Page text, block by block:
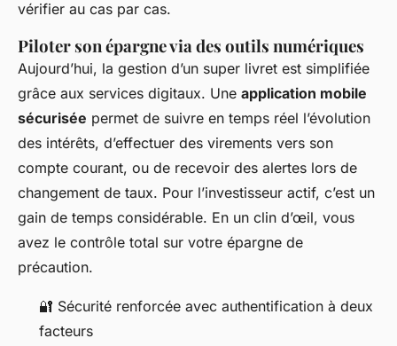
vérifier au cas par cas.
Piloter son épargne via des outils numériques
Aujourd’hui, la gestion d’un super livret est simplifiée
grâce aux services digitaux. Une application mobile
sécurisée permet de suivre en temps réel l’évolution
des intérêts, d’effectuer des virements vers son
compte courant, ou de recevoir des alertes lors de
changement de taux. Pour l’investisseur actif, c’est un
gain de temps considérable. En un clin d’œil, vous
avez le contrôle total sur votre épargne de
précaution.
🔐 Sécurité renforcée avec authentification à deux
facteurs